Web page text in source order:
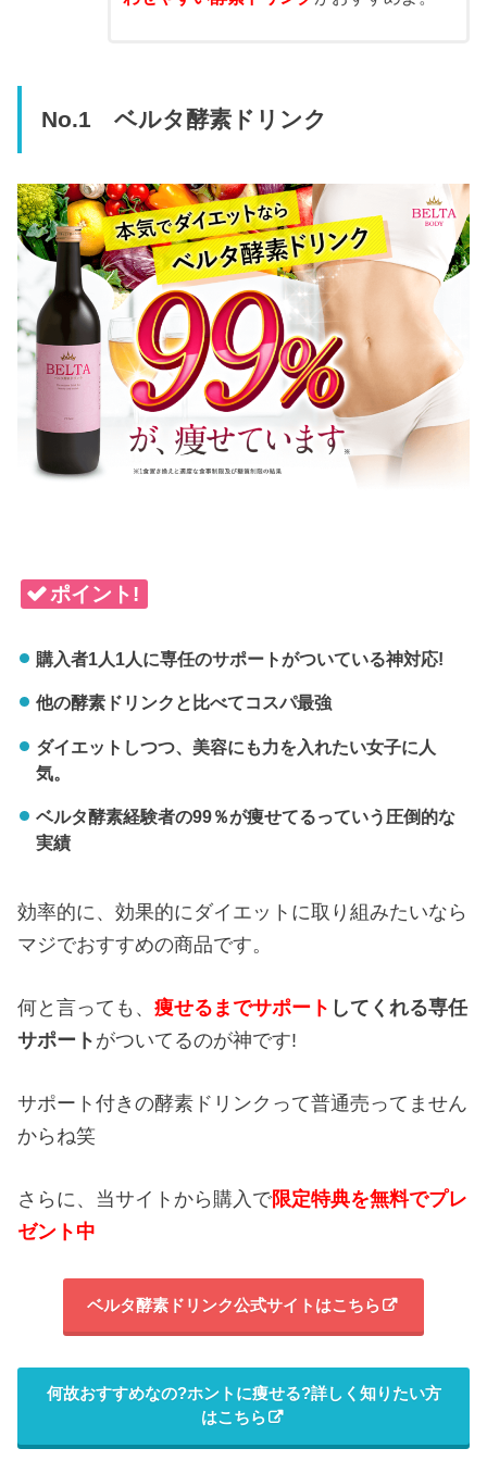
No.1 ベルタ酵素ドリンク
ポイント!
購入者1人1人に専任のサポートがついている神対応!
他の酵素ドリンクと比べてコスパ最強
ダイエットしつつ、美容にも力を入れたい女子に人
気。
ベルタ酵素経験者の99％が痩せてるっていう圧倒的な
実績
効率的に、効果的にダイエットに取り組みたいなら
マジでおすすめの商品です。
何と言っても、痩せるまでサポート してくれる専任
サポート がついてるのが神です!
サポート付きの酵素ドリンクって普通売ってません
からね笑
さらに、当サイトから購入で限定特典を無料でプレ
ゼント中
ベルタ酵素ドリンク公式サイトはこちら
何故おすすめなの?ホントに痩せる?詳しく知りたい方
はこちら